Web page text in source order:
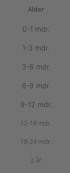
Alder
0-1 mdr.
1-3 mdr.
3-6 mdr.
6-9 mdr.
9-12 mdr.
12-18 mdr.
18-24 mdr.
2 år